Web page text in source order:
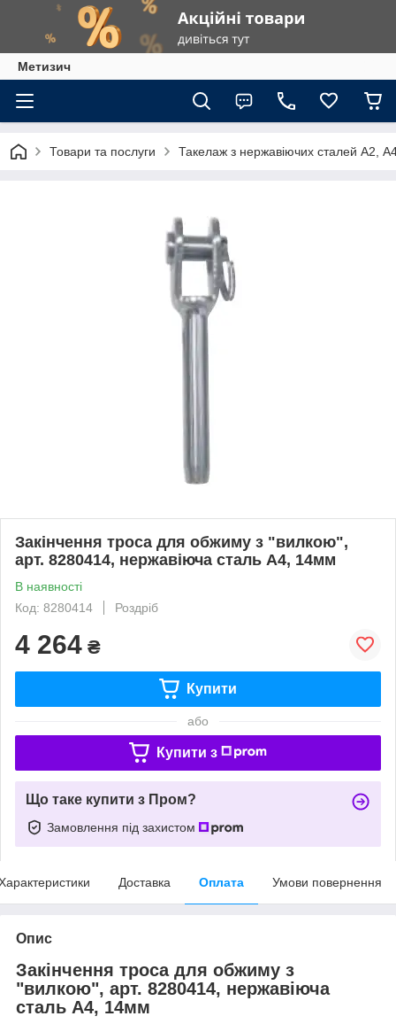
Метизич
Товари та послуги Такелаж з нержавіючих сталей А2,
Закінчення троса для обжиму з "вилкою",
арт. 8280414, нержавіюча сталь А4, 14мм
В наявності
Код: 8280414
Роздріб
4 264 ₴
Купити
або
Купити з
Що таке купити з Пром?
Замовлення під захистом
Доставка Оплата Умови повернення
Опис
Закінчення троса для обжиму з
"вилкою", арт. 8280414, нержавіюча
сталь А4, 14мм